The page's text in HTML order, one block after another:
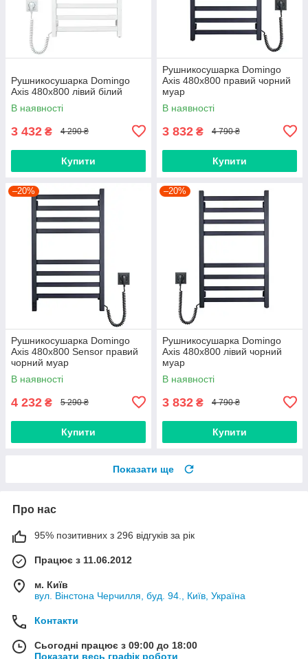
Рушникосушарка Domingo
Axis 480x800 лівий білий
В наявності
3 432 ₴ 4 290 ₴
Купити
Рушникосушарка Domingo
Axis 480x800 правий чорний
муар
В наявності
3 832 ₴ 4 790 ₴
Купити
–20%
Рушникосушарка Domingo
Axis 480x800 Sensor правий
чорний муар
В наявності
4 232 ₴ 5 290 ₴
Купити
–20%
Рушникосушарка Domingo
Axis 480x800 лівий чорний
муар
В наявності
3 832 ₴ 4 790 ₴
Купити
Показати ще
Про нас
95% позитивних з 296 відгуків за рік
Працює з 11.06.2012
м. Київ
вул. Вінстона Черчилля, буд. 94., Київ, Україна
Контакти
Сьогодні працює з 09:00 до 18:00
Показати весь графік роботи